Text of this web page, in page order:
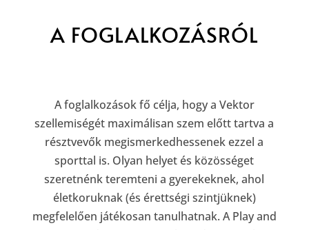
A FOGLALKOZÁSRÓL
A foglalkozások fő célja, hogy a Vektor
szellemiségét maximálisan szem előtt tartva a
résztvevők megismerkedhessenek ezzel a
sporttal is. Olyan helyet és közösséget
szeretnénk teremteni a gyerekeknek, ahol
életkoruknak (és érettségi szintjüknek)
megfelelően játékosan tanulhatnak. A Play and